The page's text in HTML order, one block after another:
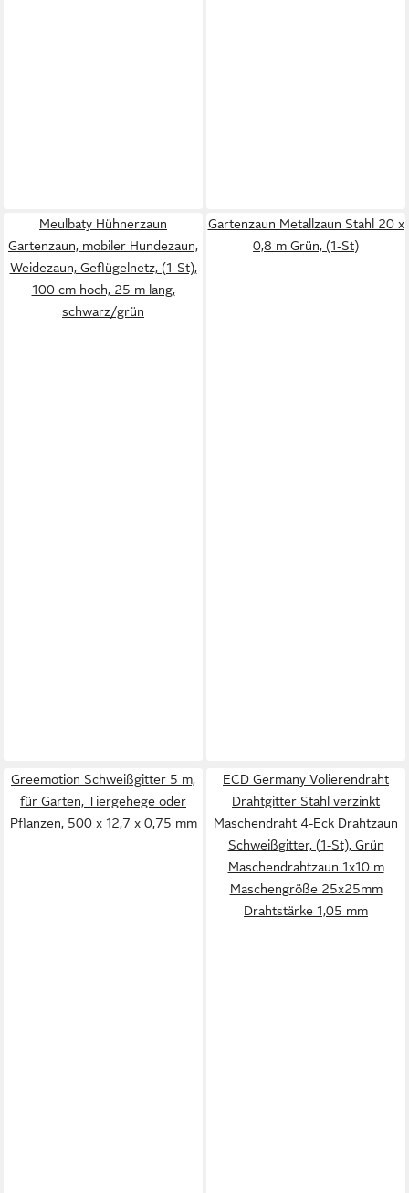
Meulbaty Hühnerzaun
Gartenzaun, mobiler Hundezaun,
Weidezaun, Geflügelnetz, (1-St),
100 cm hoch, 25 m lang,
schwarz/grün
Gartenzaun Metallzaun Stahl 20 x
0,8 m Grün, (1-St)
Greemotion Schweißgitter 5 m,
für Garten, Tiergehege oder
Pflanzen, 500 x 12,7 x 0,75 mm
ECD Germany Volierendraht
Drahtgitter Stahl verzinkt
Maschendraht 4-Eck Drahtzaun
Schweißgitter, (1-St), Grün
Maschendrahtzaun 1x10 m
Maschengröße 25x25mm
Drahtstärke 1,05 mm